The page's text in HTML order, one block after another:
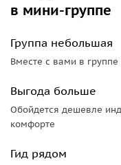
в мини-группе
Группа небольшая
Вместе с вами в
Выгода больше
Обойдется дешевле
комфорте
Гид рядом